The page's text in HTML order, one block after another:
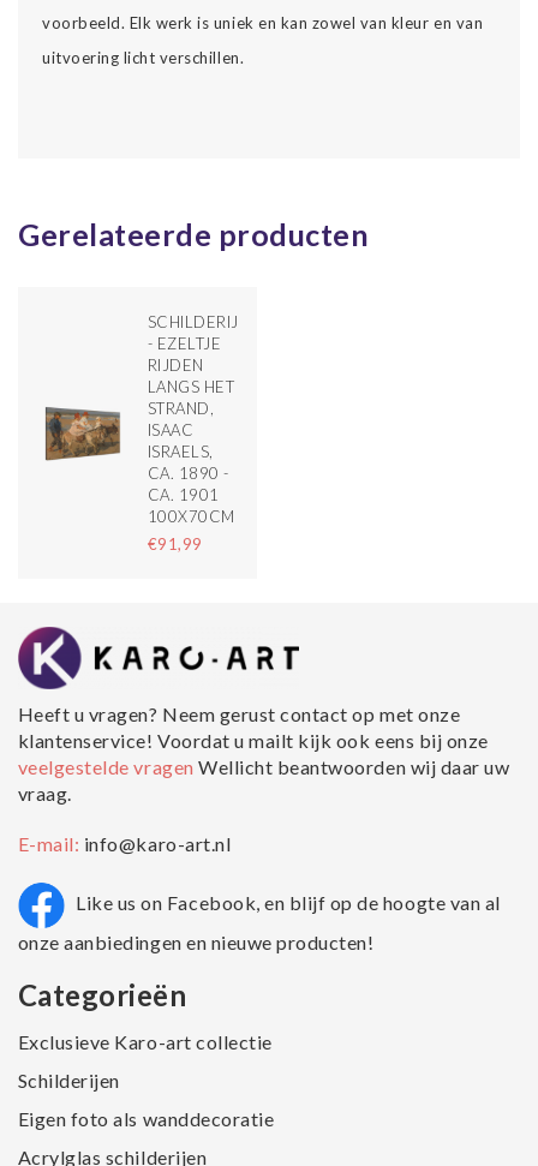
voorbeeld. Elk werk is uniek en kan zowel van kleur en van
uitvoering licht verschillen.
Gerelateerde producten
SCHILDERIJ
- EZELTJE
RIJDEN
LANGS HET
STRAND,
ISAAC
ISRAELS,
CA. 1890 -
CA. 1901
100X70CM
€91,99
Heeft u vragen? Neem gerust contact op met onze
klantenservice! Voordat u mailt kijk ook eens bij onze
veelgestelde vragenWellicht beantwoorden wij daar uw
vraag.
E-mail: info@karo-art.nl
Like us on Facebook, en blijf op de hoogte van al
onze aanbiedingen en nieuwe producten!
Categorieën
Exclusieve Karo-art collectie
Schilderijen
Eigen foto als wanddecoratie
Acrylglas schilderijen